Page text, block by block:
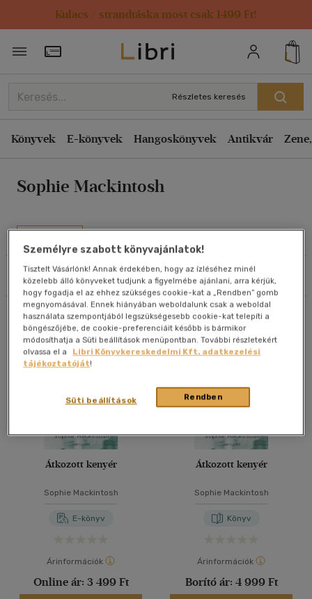
Kulacs / strandtáska most csak 1499 Ft!
Törzsvásárlói Kártya adatai
Részletes keresés
Könyvek E-könyvek Hangoskönyvek Antikvár
Sophie Mackintosh
Szűrés Rendezés
Rendezés
Kiadás éve szerint csökkenő
Ár szerint csökkenő
Eladott darabszám szerint csökkenő
Cím szerint A-Z
Szerző szerint A-Z
Megjelenítés
20 db / oldal
40 db / oldal
Alkalmaz
Összesen4db
Átkozott kenyér
Sophie Mackintosh
E-könyv
Árinformációk
Online ár: 3 499 Ft
Átkozott kenyér
Sophie Mackintosh
Könyv
Árinformációk
Borító ár: 4 999 Ft
Személyre szabott könyvajánlatok!
Tisztelt Vásárlónk! Annak érdekében, hogy az ízléséhez minél
közelebb álló könyveket tudjunk a figyelmébe ajánlani, arra kérjük,
hogy fogadja el az ehhez szükséges cookie-kat a „Rendben” gomb
megnyomásával. Ennek hiányában weboldalunk csak a weboldal
használata szempontjából legszükségesebb cookie-kat telepíti a
böngészőjébe, de cookie-preferenciáit később is bármikor
módosíthatja a Süti beállítások menüpontban. További részletekért
olvassa el a
Libri Könyvkereskedelmi Kft. adatkezelési
tájékoztatóját!
Rendben
Süti beállítások